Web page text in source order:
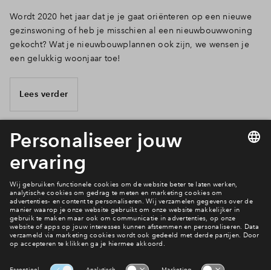
Wordt 2020 het jaar dat je je gaat oriënteren op een nieuwe
gezinswoning of heb je misschien al een nieuwbouwwoning
gekocht? Wat je nieuwbouwplannen ook zijn, we wensen je
een gelukkig woonjaar toe!
Lees verder
Home